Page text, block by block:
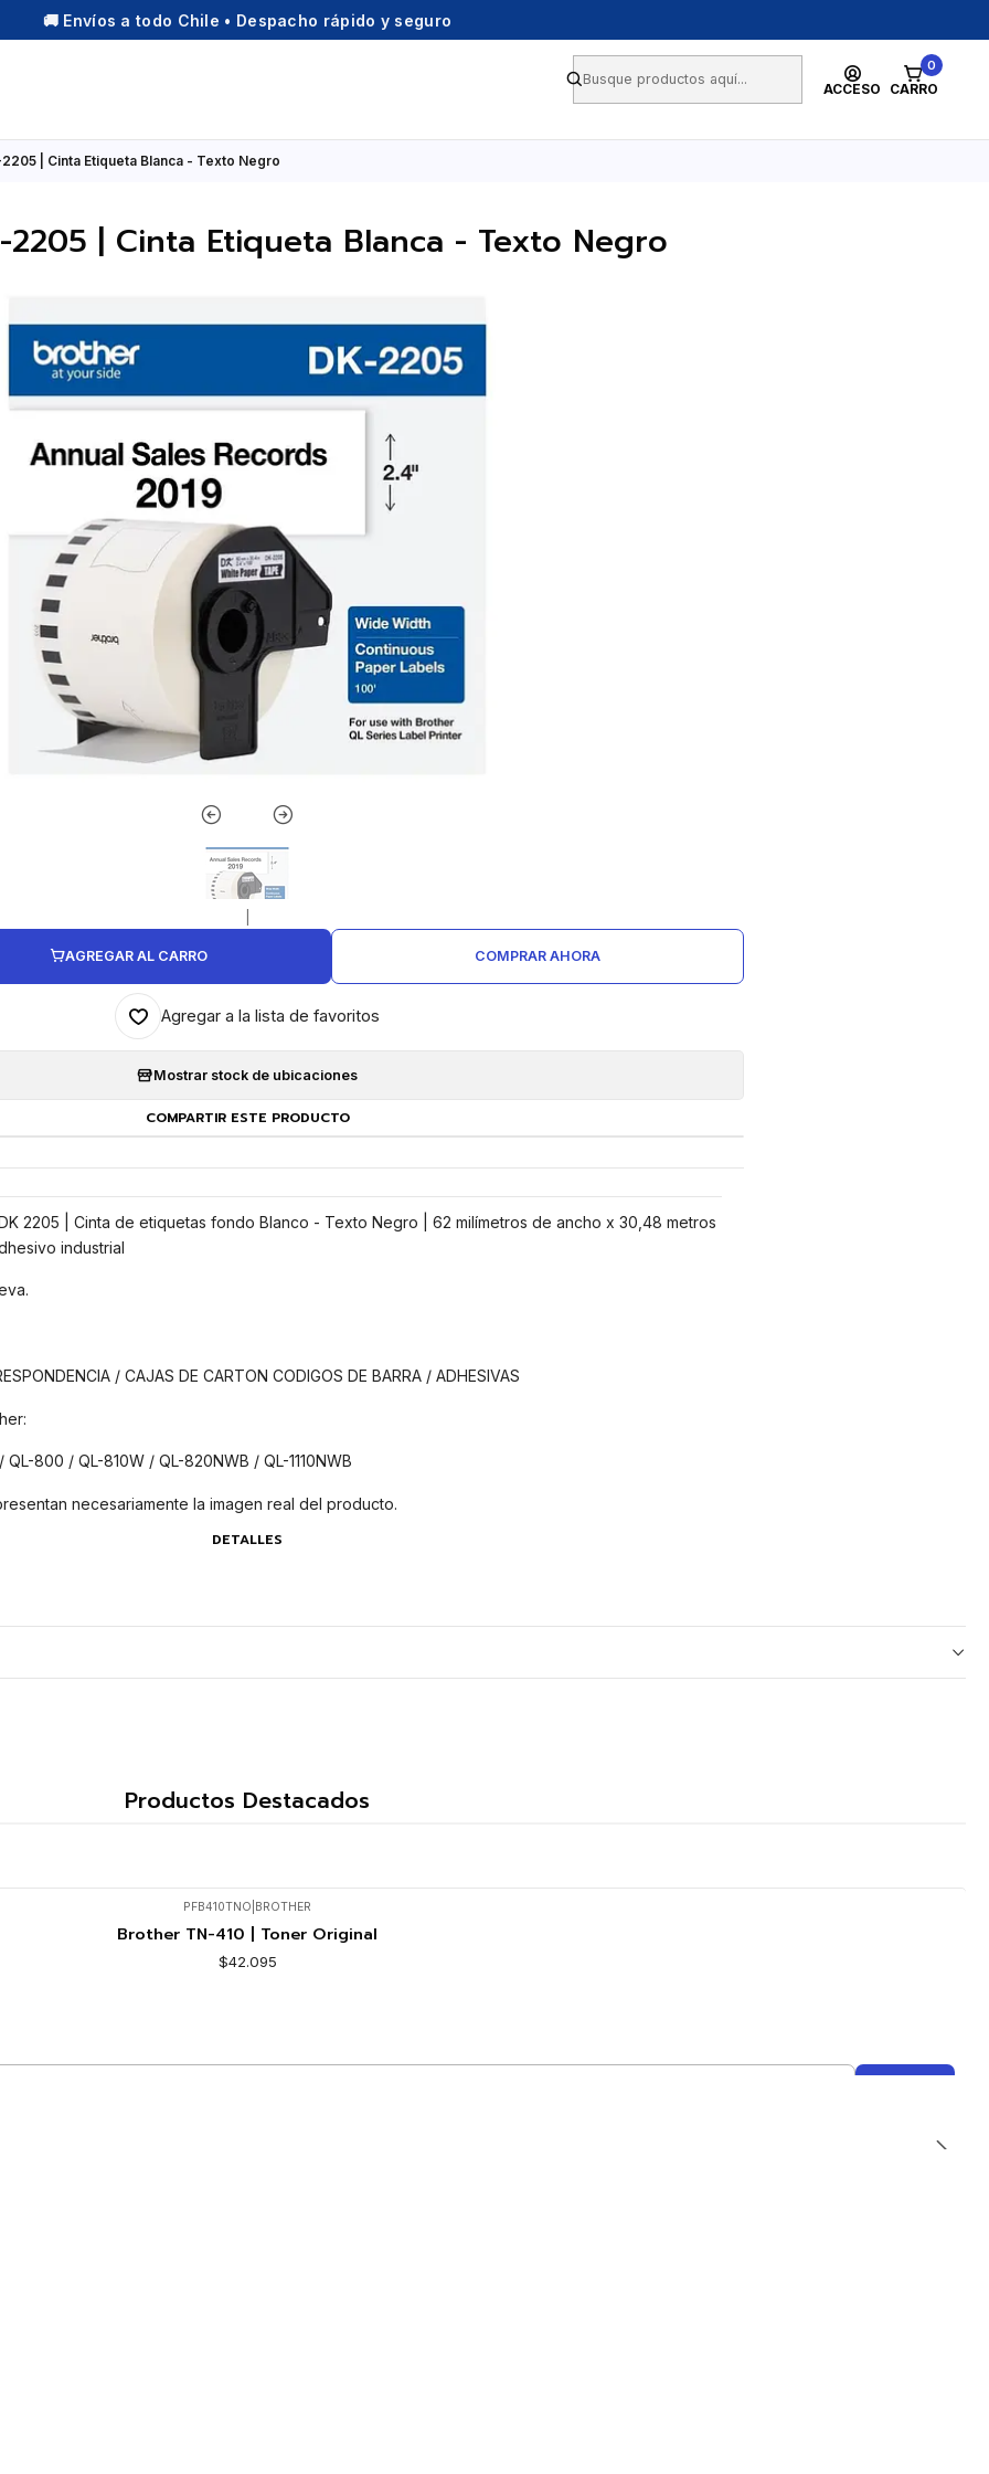
🚚 Envíos a todo Chile • Despacho rápido y seguro
ACCESO
0
CARRO
| Cinta Etiqueta Blanca - Texto Negro
| Cinta Etiqueta Blanca - Texto Negro
AGREGAR AL CARRO COMPRAR AHORA
Agregar a la lista de favoritos
Mostrar stock de ubicaciones
COMPARTIR ESTE PRODUCTO
2205 | Cinta de etiquetas fondo Blanco - Texto Negro | 62 milímetros de ancho x 30,48 metros
industrial
/ CAJAS DE CARTON CODIGOS DE BARRA / ADHESIVAS
800 / QL-810W / QL-820NWB / QL-1110NWB
necesariamente la imagen real del producto.
DETALLES
Productos Destacados
PFB410TNO BROTHER
Brother TN-410 | Toner Original
$42.095